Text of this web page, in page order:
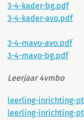
3-4-kader-bg.pdf
3-4-kader-avo.pdf
3-4-mavo-avo.pdf
3-4-mavo-bg.pdf
Leerjaar 4vmbo
leerling-inrichting-
leerling-inrichting-